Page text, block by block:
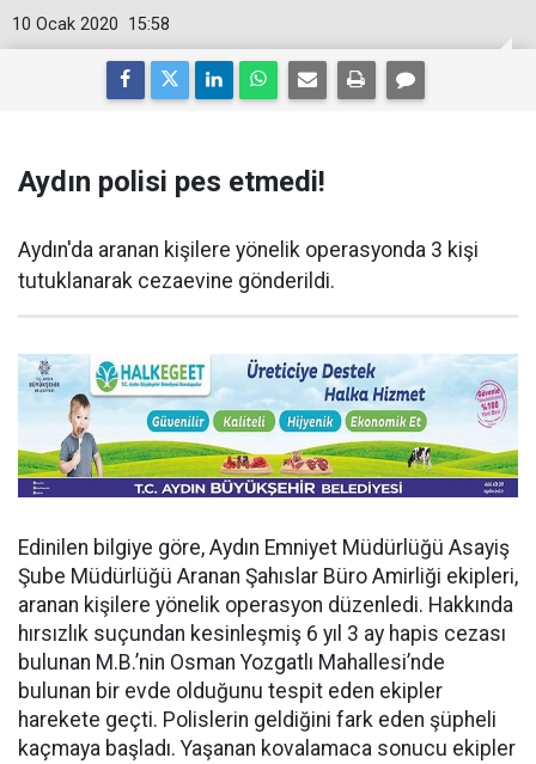
15:58
10 Ocak 2020
Aydın polisi pes etmedi!
Aydın'da aranan kişilere yönelik operasyonda 3 kişi
tutuklanarak cezaevine gönderildi.
Edinilen bilgiye göre, Aydın Emniyet Müdürlüğü Asayiş
Şube Müdürlüğü Aranan Şahıslar Büro Amirliği ekipleri,
aranan kişilere yönelik operasyon düzenledi. Hakkında
hırsızlık suçundan kesinleşmiş 6 yıl 3 ay hapis cezası
bulunan M.B.’nin Osman Yozgatlı Mahallesi’nde
bulunan bir evde olduğunu tespit eden ekipler
harekete geçti. Polislerin geldiğini fark eden şüpheli
kaçmaya başladı. Yaşanan kovalamaca sonucu ekipler